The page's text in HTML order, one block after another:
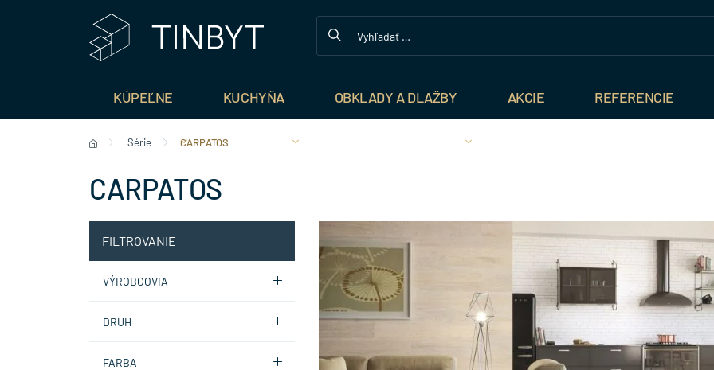
KÚPEĽNE KUCHYŇA OBKLADY A DLAŽBY AKCIE REFERENCIE
Série CARPATOS
CARPATOS
FILTROVANIE
VÝROBCOVIA
DRUH
FARBA